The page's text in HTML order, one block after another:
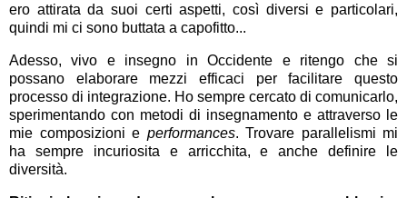
ero attirata da suoi certi aspetti, così diversi e particolari,
quindi mi ci sono buttata a capofitto...
Adesso, vivo e insegno in Occidente e ritengo che si
possano elaborare mezzi efficaci per facilitare questo
processo di integrazione. Ho sempre cercato di comunicarlo,
sperimentando con metodi di insegnamento e attraverso le
mie composizioni e performances. Trovare parallelismi mi
ha sempre incuriosita e arricchita, e anche definire le
diversità.